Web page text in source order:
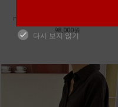
m_밴프 핀턱 린넨스커트 [3차 재입고]
98,000원
다시 보지 않기